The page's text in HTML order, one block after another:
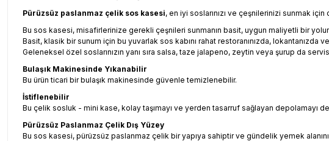
Pürüzsüz paslanmaz çelik sos kasesi, en iyi soslarınızı ve çeşnilerinizi sunmak
Bu sos kasesi, misafirlerinize gerekli çeşnileri sunmanın basit, uygun maliyetli bir
Basit, klasik bir sunum için bu yuvarlak sos kabını rahat restoranınızda, lokantanızda
Geleneksel özel soslarınızın yanı sıra salsa, taze jalapeno, zeytin veya şurup da
Bulaşık Makinesinde Yıkanabilir
Bu ürün ticari bir bulaşık makinesinde güvenle temizlenebilir.
İstiflenebilir
Bu çelik sosluk - mini kase, kolay taşımayı ve yerden tasarruf sağlayan
Pürüzsüz Paslanmaz Çelik Dış Yüzey
Bu sos kasesi, pürüzsüz paslanmaz çelik bir yapıya sahiptir ve gündelik yemek